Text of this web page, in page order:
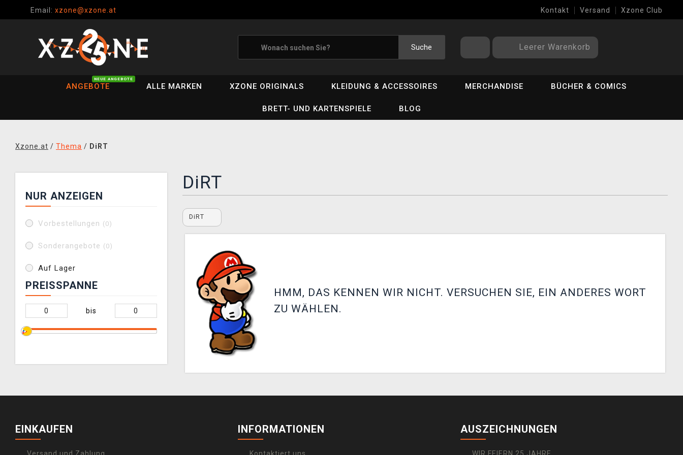
Email: xzone@xzone.at Kontakt Versand Xzone Club
Suche Leerer Warenkorb
ANGEBOTE
NEUE ANGEBOTE
ALLE MARKEN XZONE ORIGINALS KLEIDUNG & ACCESSOIRES MERCHANDISE BÜCHER & COMICS
BRETT- UND KARTENSPIELE BLOG
Xzone.at / Thema / DiRT
NUR ANZEIGEN
Vorbestellungen (0)
Sonderangebote (0)
Auf Lager
PREISSPANNE
bis
DiRT
DiRT
HMM, DAS KENNEN WIR NICHT. VERSUCHEN SIE, EIN ANDERES WORT
ZU WÄHLEN.
EINKAUFEN INFORMATIONEN AUSZEICHNUNGEN